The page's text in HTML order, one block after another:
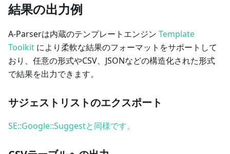
結果の出力例
A-Parserは内蔵のテンプレートエンジン Template
Toolkit により柔軟な結果のフォーマットをサポートして
おり、任意の形式やCSV、JSONなどの構造化された形式
で結果を出力できます。
サジェストリストのエクスポート
SE::Google::Suggestと同様です。